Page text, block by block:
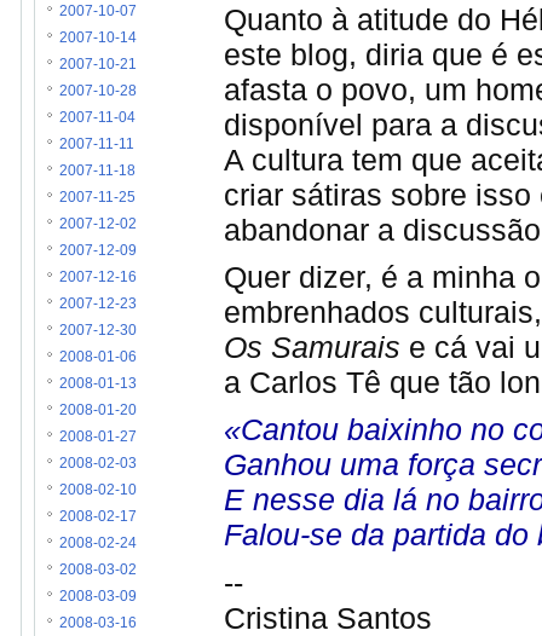
Quanto à atitude do
este blog, diria que é
afasta o povo, um
disponível para a
A cultura tem que
criar sátiras sobre
abandonar a
Quer dizer, é a minha
embrenhados
Os Samurais e cá vai
a Carlos Tê que tão
«Cantou baixinho no
Ganhou uma força
E nesse dia lá no
Falou-se da partida do
--
Cristina Santos
2007-10-07
2007-10-14
2007-10-21
2007-10-28
2007-11-04
2007-11-11
2007-11-18
2007-11-25
2007-12-02
2007-12-09
2007-12-16
2007-12-23
2007-12-30
2008-01-06
2008-01-13
2008-01-20
2008-01-27
2008-02-03
2008-02-10
2008-02-17
2008-02-24
2008-03-02
2008-03-09
2008-03-16